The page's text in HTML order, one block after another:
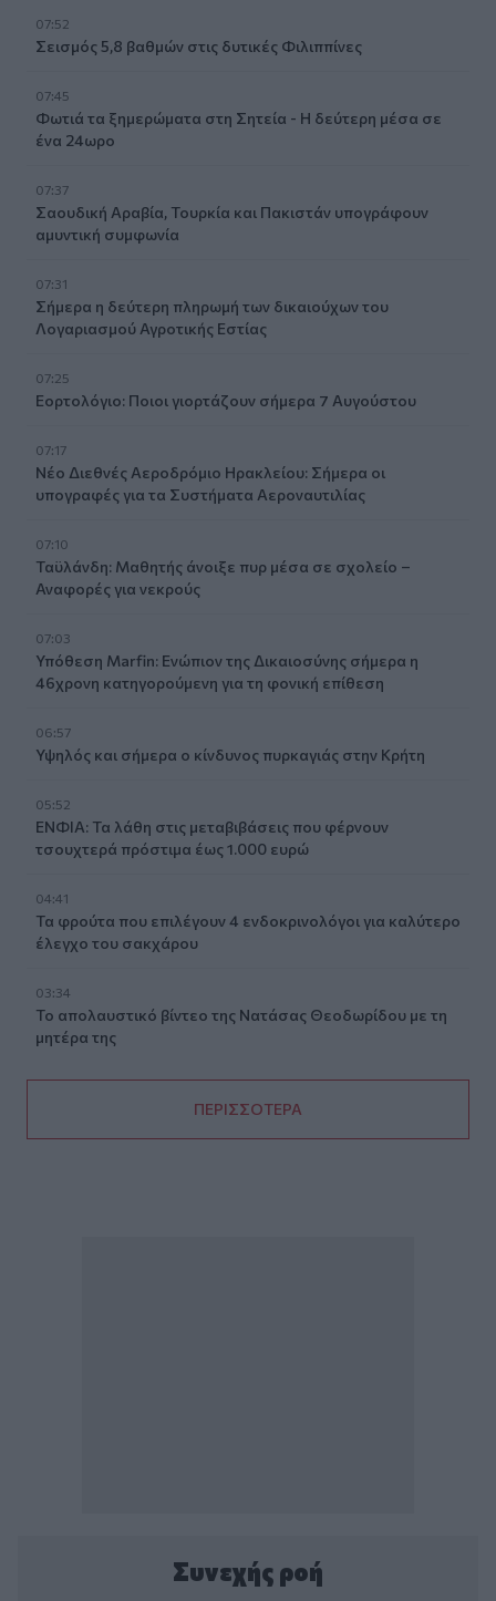
07:52
Σεισμός 5,8 βαθμών στις δυτικές Φιλιππίνες
07:45
Φωτιά τα ξημερώματα στη Σητεία - Η δεύτερη μέσα σε
ένα 24ωρο
07:37
Σαουδική Αραβία, Τουρκία και Πακιστάν υπογράφουν
αμυντική συμφωνία
07:31
Σήμερα η δεύτερη πληρωμή των δικαιούχων του
Λογαριασμού Αγροτικής Εστίας
07:25
Εορτολόγιο: Ποιοι γιορτάζουν σήμερα 7 Αυγούστου
07:17
Νέο Διεθνές Αεροδρόμιο Ηρακλείου: Σήμερα οι
υπογραφές για τα Συστήματα Αεροναυτιλίας
07:10
Ταϋλάνδη: Μαθητής άνοιξε πυρ μέσα σε σχολείο –
Αναφορές για νεκρούς
07:03
Υπόθεση Marfin: Ενώπιον της Δικαιοσύνης σήμερα η
46χρονη κατηγορούμενη για τη φονική επίθεση
06:57
Υψηλός και σήμερα ο κίνδυνος πυρκαγιάς στην Κρήτη
05:52
ΕΝΦΙΑ: Τα λάθη στις μεταβιβάσεις που φέρνουν
τσουχτερά πρόστιμα έως 1.000 ευρώ
04:41
Τα φρούτα που επιλέγουν 4 ενδοκρινολόγοι για καλύτερο
έλεγχο του σακχάρου
03:34
Το απολαυστικό βίντεο της Νατάσας Θεοδωρίδου με τη
μητέρα της
ΠΕΡΙΣΣΟΤΕΡΑ
Συνεχής ροή